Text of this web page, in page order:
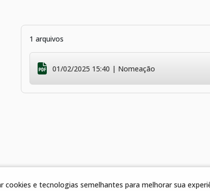
1 arquivos
01/02/2025 15:40 | Nomeação
cookies e tecnologias semelhantes para melhorar sua